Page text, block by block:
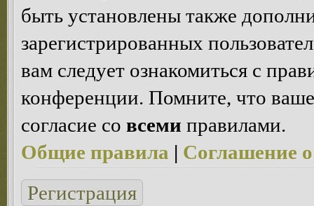
быть установлены также
зарегистрированных
вам следует ознакомиться с
конференции. Помните, что
согласие со всеми правилами.
Общие правила | Соглашение
Регистрация